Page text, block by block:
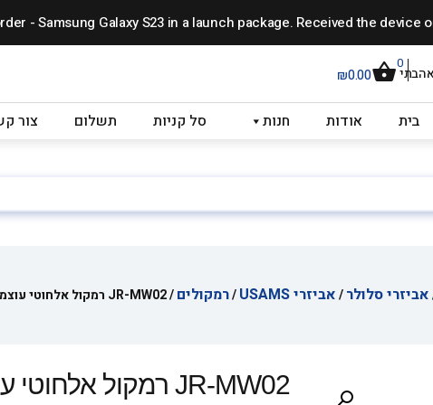
אהבתי ₪0.00
0
בית אודות חנות סל קניות תשלום צור
אביזרי סלולר/אביזרי USAMS /רמקולים/ JR-MW02 רמקול אלחוטי עוצמאתי עם תיאורת לד RGB
JR-MW02 רמקול אלחוטי עוצמאתי עם תיאורת לד RGB